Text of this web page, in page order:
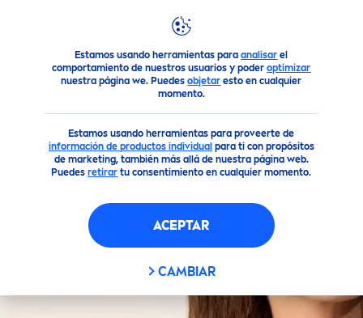
Estamos usando herramientas paraanalisar el
comportamiento de nuestros usuarios y poderoptimizar
nuestra página we. Puedesobjetar esto en cualquier
momento.
Estamos usando herramientas para proveerte de
información de productos individual para ti con propósitos
de marketing, también más allá de nuestra página web.
Puedesretirar tu consentimiento en cualquier momento.
ACEPTAR
CAMBIAR
Consejos Consejos para tu piel Consejos de cuidado